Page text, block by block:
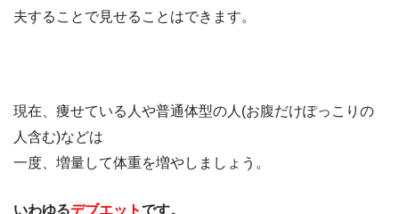
夫することで見せることはできます。
現在、痩せている人や普通体型の人(お腹だけぽっこりの
人含む)などは
一度、増量して体重を増やしましょう。
いわゆるデブエットです。